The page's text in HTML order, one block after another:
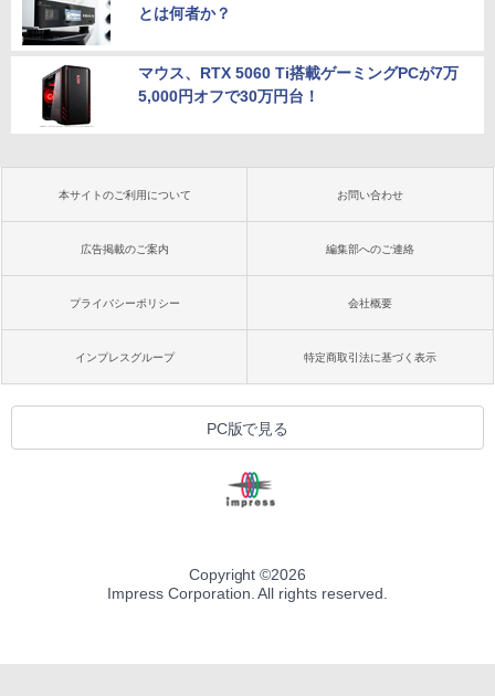
とは何者か？
マウス、RTX 5060 Ti搭載ゲーミングPCが7万
5,000円オフで30万円台！
本サイトのご利用について お問い合わせ
広告掲載のご案内 編集部へのご連絡
プライバシーポリシー 会社概要
インプレスグループ 特定商取引法に基づく表示
PC版で見る
Copyright ©2026
Impress Corporation. All rights reserved.